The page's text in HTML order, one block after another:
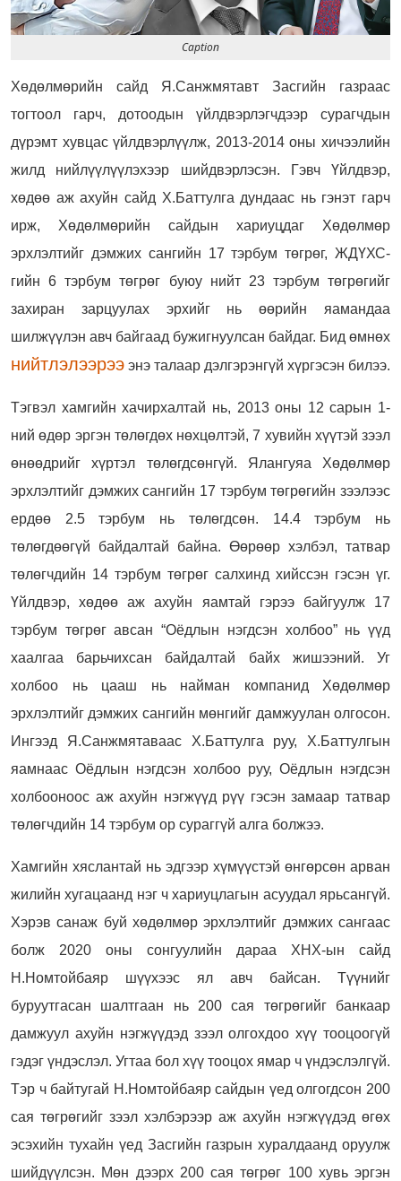
Caption
Хөдөлмөрийн сайд Я.Санжмятавт Засгийн газраас
тогтоол гарч, дотоодын үйлдвэрлэгчдээр сурагчдын
дүрэмт хувцас үйлдвэрлүүлж, 2013-2014 оны хичээлийн
жилд нийлүүлүүлэхээр шийдвэрлэсэн. Гэвч Үйлдвэр,
хөдөө аж ахуйн сайд Х.Баттулга дундаас нь гэнэт гарч
ирж, Хөдөлмөрийн сайдын хариуцдаг Хөдөлмөр
эрхлэлтийг дэмжих сангийн 17 тэрбум төгрөг, ЖДҮХС-
гийн 6 тэрбум төгрөг буюу нийт 23 тэрбум төгрөгийг
захиран зарцуулах эрхийг нь өөрийн яамандаа
шилжүүлэн авч байгаад бужигнуулсан байдаг. Бид өмнөх
нийтлэлээрээ энэ талаар дэлгэрэнгүй хүргэсэн билээ.
Тэгвэл хамгийн хачирхалтай нь, 2013 оны 12 сарын 1-
ний өдөр эргэн төлөгдөх нөхцөлтэй, 7 хувийн хүүтэй зээл
өнөөдрийг хүртэл төлөгдсөнгүй. Ялангуяа Хөдөлмөр
эрхлэлтийг дэмжих сангийн 17 тэрбум төгрөгийн зээлээс
ердөө 2.5 тэрбум нь төлөгдсөн. 14.4 тэрбум нь
төлөгдөөгүй байдалтай байна. Өөрөөр хэлбэл, татвар
төлөгчдийн 14 тэрбум төгрөг салхинд хийссэн гэсэн үг.
Үйлдвэр, хөдөө аж ахуйн яамтай гэрээ байгуулж 17
тэрбум төгрөг авсан “Оёдлын нэгдсэн холбоо” нь үүд
хаалгаа барьчихсан байдалтай байх жишээний. Уг
холбоо нь цааш нь найман компанид Хөдөлмөр
эрхлэлтийг дэмжих сангийн мөнгийг дамжуулан олгосон.
Ингээд Я.Санжмятаваас Х.Баттулга руу, Х.Баттулгын
яамнаас Оёдлын нэгдсэн холбоо руу, Оёдлын нэгдсэн
холбооноос аж ахуйн нэгжүүд рүү гэсэн замаар татвар
төлөгчдийн 14 тэрбум ор сураггүй алга болжээ.
Хамгийн хяслантай нь эдгээр хүмүүстэй өнгөрсөн арван
жилийн хугацаанд нэг ч хариуцлагын асуудал ярьсангүй.
Хэрэв санаж буй хөдөлмөр эрхлэлтийг дэмжих сангаас
болж 2020 оны сонгуулийн дараа ХНХ-ын сайд
Н.Номтойбаяр шүүхээс ял авч байсан. Түүнийг
буруутгасан шалтгаан нь 200 сая төгрөгийг банкаар
дамжуул ахуйн нэгжүүдэд зээл олгохдоо хүү тооцоогүй
гэдэг үндэслэл. Угтаа бол хүү тооцох ямар ч үндэслэлгүй.
Тэр ч байтугай Н.Номтойбаяр сайдын үед олгогдсон 200
сая төгрөгийг зээл хэлбэрээр аж ахуйн нэгжүүдэд өгөх
эсэхийн тухайн үед Засгийн газрын хуралдаанд оруулж
шийдүүлсэн. Мөн дээрх 200 сая төгрөг 100 хувь эргэн